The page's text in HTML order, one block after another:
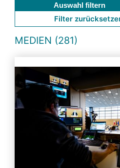
Auswahl filtern
Filter
MEDIEN (281)